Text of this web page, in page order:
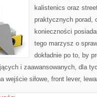
kalistenics oraz
praktycznych porad,
konieczności
tego marzysz o
dokładnie po to, by
i zaawansowanych, dla
wejście siłowe, front lever,